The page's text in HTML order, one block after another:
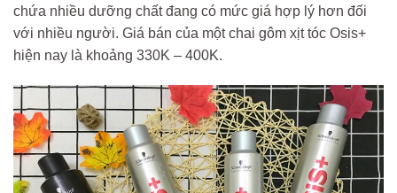
chứa nhiều dưỡng chất đang có mức giá hợp lý hơn đối
với nhiều người. Giá bán của một chai gôm xịt tóc Osis+
hiện nay là khoảng 330K – 400K.